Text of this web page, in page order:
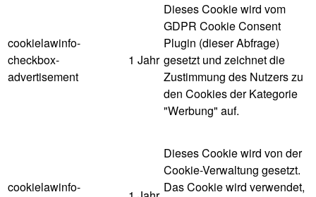
cookielawinfo-
checkbox-
advertisement
1 Jahr
Dieses Cookie wird vom
GDPR Cookie Consent
Plugin (dieser Abfrage)
gesetzt und zeichnet die
Zustimmung des Nutzers zu
den Cookies der Kategorie
"Werbung" auf.
cookielawinfo-
Dieses Cookie wird von der
Cookie-Verwaltung gesetzt.
Das Cookie wird verwendet,